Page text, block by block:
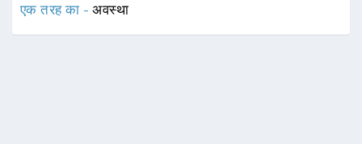
एक तरह का -अवस्था